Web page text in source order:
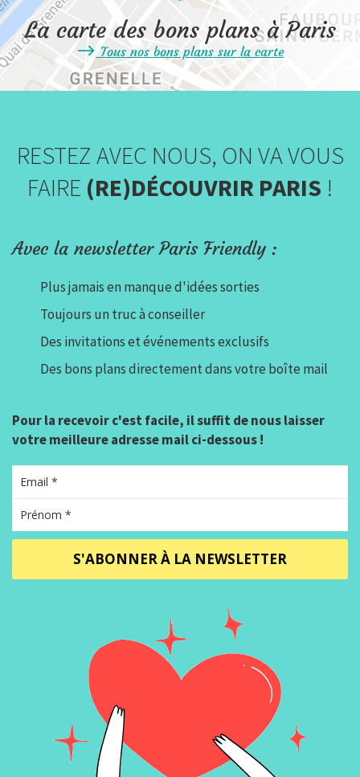
La carte des bons plans à Paris
Tous nos bons plans sur la carte
RESTEZ AVEC NOUS, ON VA VOUS
FAIRE (RE)DÉCOUVRIR PARIS !
Avec la newsletter Paris Friendly :
Plus jamais en manque d'idées sorties
Toujours un truc à conseiller
Des invitations et événements exclusifs
Des bons plans directement dans votre boîte mail
Pour la recevoir c'est facile, il suffit de nous laisser
votre meilleure adresse mail ci-dessous !
S'ABONNER À LA NEWSLETTER